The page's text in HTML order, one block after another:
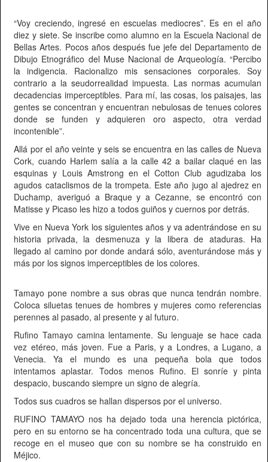
“Voy creciendo, ingresé en escuelas mediocres”. Es en el año
diez y siete. Se inscribe como alumno en la Escuela Nacional de
Bellas Artes. Pocos años después fue jefe del Departamento de
Dibujo Etnográfico del Muse Nacional de Arqueología. “Percibo
la indigencia. Racionalizo mis sensaciones corporales. Soy
contrario a la seudorrealidad impuesta. Las normas acumulan
decadencias imperceptibles. Para mí, las cosas, los paisajes, las
gentes se concentran y encuentran nebulosas de tenues colores
donde se funden y adquieren oro aspecto, otra verdad
incontenible”.
Allá por el año veinte y seis se encuentra en las calles de Nueva
Cork, cuando Harlem salía a la calle 42 a bailar claqué en las
esquinas y Louis Amstrong en el Cotton Club agudizaba los
agudos cataclismos de la trompeta. Este año jugo al ajedrez en
Duchamp, averiguó a Braque y a Cezanne, se encontró con
Matisse y Picaso les hizo a todos guiños y cuernos por detrás.
Vive en Nueva York los siguientes años y va adentrándose en su
historia privada, la desmenuza y la libera de ataduras. Ha
llegado al camino por donde andará sólo, aventurándose más y
más por los signos imperceptibles de los colores.
Tamayo pone nombre a sus obras que nunca tendrán nombre.
Coloca siluetas tenues de hombres y mujeres como referencias
perennes al pasado, al presente y al futuro.
Rufino Tamayo camina lentamente. Su lenguaje se hace cada
vez etéreo, más joven. Fue a Paris, y a Londres, a Lugano, a
Venecia. Ya el mundo es una pequeña bola que todos
intentamos aplastar. Todos menos Rufino. El sonríe y pinta
despacio, buscando siempre un signo de alegría.
Todos sus cuadros se hallan dispersos por el universo.
RUFINO TAMAYO nos ha dejado toda una herencia pictórica,
pero en su entorno se ha concentrado toda una cultura, que se
recoge en el museo que con su nombre se ha construido en
Méjico.